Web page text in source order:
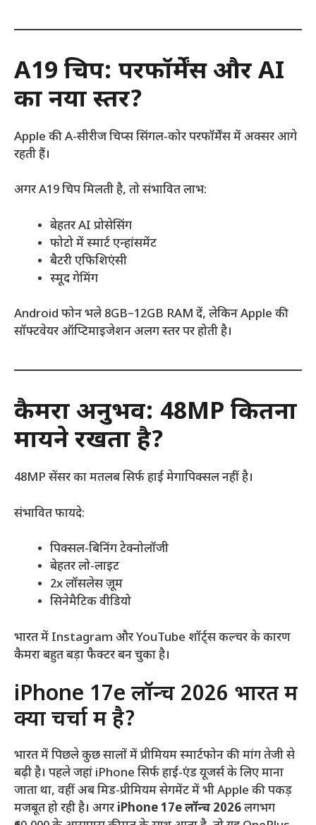
A19 चिप: परफॉर्मेंस और AI
का नया स्तर?
Apple की A-सीरीज चिप्स सिंगल-कोर परफॉर्मेंस में अक्सर आगे
रहती हैं।
अगर A19 चिप मिलती है, तो संभावित लाभ:
बेहतर AI प्रोसेसिंग
फोटो में स्मार्ट एन्हांसमेंट
बैटरी एफिशिएंसी
स्मूद गेमिंग
Android फोन भले 8GB–12GB RAM दें, लेकिन Apple की
सॉफ्टवेयर ऑप्टिमाइजेशन अलग स्तर पर होती है।
कैमरा अनुभव: 48MP कितना
मायने रखता है?
48MP सेंसर का मतलब सिर्फ हाई मेगापिक्सल नहीं है।
संभावित फायदे:
पिक्सल-बिनिंग टेक्नोलॉजी
बेहतर लो-लाइट
2x लॉसलेस ज़ूम
सिनेमैटिक वीडियो
भारत में Instagram और YouTube शॉर्ट्स कल्चर के कारण
कैमरा बहुत बड़ा फैक्टर बन चुका है।
iPhone 17e लॉन्च 2026 भारत में
क्यों चर्चा में है?
भारत में पिछले कुछ सालों में प्रीमियम स्मार्टफोन की मांग तेजी से
बढ़ी है। पहले जहां iPhone सिर्फ हाई-एंड यूजर्स के लिए माना
जाता था, वहीं अब मिड-प्रीमियम सेगमेंट में भी Apple की पकड़
मजबूत हो रही है। अगर iPhone 17e लॉन्च 2026लगभग